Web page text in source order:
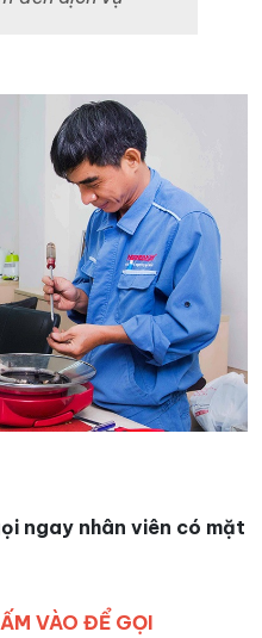
ngay nhân viên có mặt
VÀO ĐỂ GỌI